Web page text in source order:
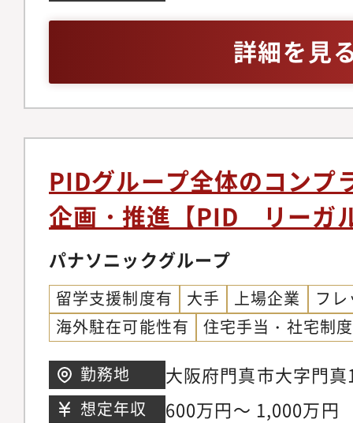
ながりますし、また
の専門性を一段に高
ビジネス界で活躍す
ンプライアンス関連
核的な役割を担って
係者と協働しながら
プロジェクト推進な
ます【想定キャリア
データ分析スキルを
フェッショナルとし
想定しています。キ
で、将来的には次長
ジメントとして当行
ドしていただくポジ
ています
立されました。（海
を三菱ＵＦＪ銀行に
用リスク管理機能も
ディングスから三菱
た）FIはFinancial
の略称で、海外の金
社、ノンバンク等）
からのファイナンス
ク管理高度化の要請
設立された、日本に
す。国際審査部FI審
しながら、欧州、米
ナンスから高度な金
チャードファイナン
クチャードファイナ
は投資）もしくはそ
英語によるビジネス
をお持ちの方、また
じて英語力を高めて
の方。・Excel、
務PCスキルを有する
詳細を見
PIDグループ全体のコンプ
企画・推進【PID リーガ
パナソニックグループ
留学支援制度有 大手 上場企業
フ
海外駐在可能性有
住宅手当・社宅制
勤務地
大阪府門真市大字門
三荘駅から徒歩8分
想定年収 600万円～ 1,000万円